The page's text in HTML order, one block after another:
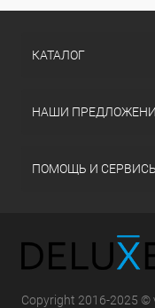
КАТАЛОГ
НАШИ
ПОМОЩЬ И
Copyright 2016-2025 ©